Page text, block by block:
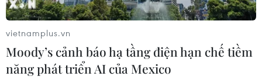
Mexico đứng thứ hai thế giới về xuất
khẩu sản phẩm phục vụ AI
05/08/2026 00:11
vietnamplus.vn
Moody’s cảnh báo hạ tầng điện hạn chế tiềm
năng phát triển AI của Mexico